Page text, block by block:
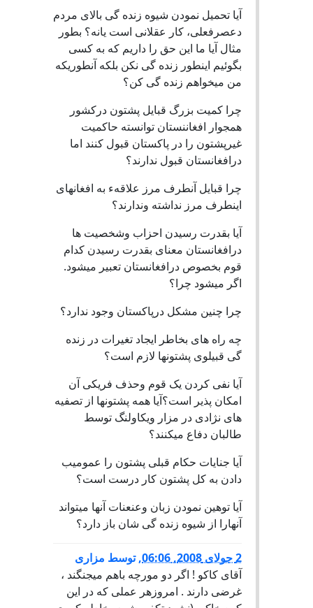
آیا تحمیل نمودن شیوه زنده گی بالای مردم
دعصرفعلی، کار عقلانی است یانه؟ بطور
مثال آیا ما این حق را داریم که به کسی
بگوئیم اینطور زنده گی نکن بلکه آنطوریکه
من میخواهم زنده گی کن؟
چرا کمیت بزرگ قبایل پشتون درکشور
همجوار افغاننستان توانسته حاکمیت
غیرپشتون را در پاکستان قبول کنند اما
درافغانستان قبول ندارند؟
چرا قبایل آنطرف مرز علاقهء به افغانهای
اینطرف مرز نداشته وندارند؟
آیا بقدرت رسیدن احزاب وشخصیت ها
درافغانستان معنای بقدرت رسیدن کدام
قوم بخصوص درافغانستان تعبیر میشود.
اگر میشود چرا؟
چرا چنین مشکل درپاکستان وجود ندارد؟
چه راه های بخاطر ایجاد تغیرات در زنده
گی قبیلوی پشتونها لازم است؟
آیا نفی کردن یک قوم وحذف فریکی آن
امکان پذیر است؟آیا همه پشتونها از تصفیه
های نژادی در مزار ویکاولنگ توسط
طالبان دفاع میکنند؟
آیا جنایات حکام قبلی پشتون را عمومیب
دادن به کل پشتون کار درست است؟
آیا توهین نمودن زبان وعنعنات آنها میتواند
آنهارا از شیوه زنده گی شان باز دارد؟
2 جولای 2008, 06:06 ,توسط مزاری
آقای کاکو ! اگر دو مورچه باهم میجنگند ،
غرضی دارند . امروزهر عملی که در این